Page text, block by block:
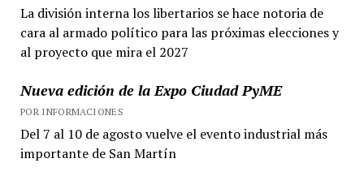
La división interna los libertarios se hace notoria de
cara al armado político para las próximas elecciones y
al proyecto que mira el 2027
Nueva edición de la Expo Ciudad PyME
POR INFORMACIONES
Del 7 al 10 de agosto vuelve el evento industrial más
importante de San Martín